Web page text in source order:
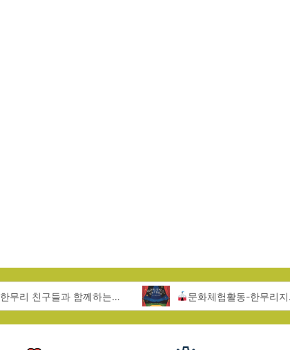
한무리 친구들과 함께하는 서울랜드 문화활동 문화체험활동-한무리지역아동센터